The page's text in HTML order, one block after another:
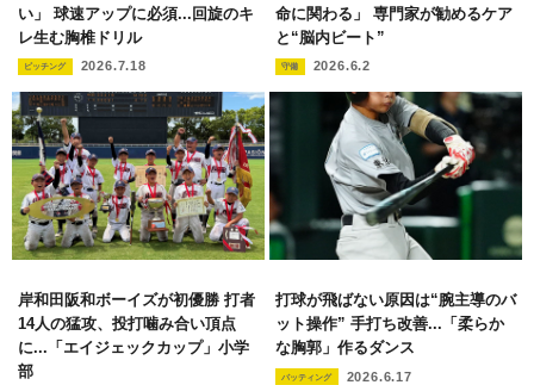
い」 球速アップに必須...回旋のキ
レ生む胸椎ドリル
ピッチング 2026.7.18
命に関わる」 専門家が勧めるケア
と“脳内ビート”
守備 2026.6.2
岸和田阪和ボーイズが初優勝 打者
14人の猛攻、投打噛み合い頂点
に...「エイジェックカップ」小学
部
打球が飛ばない原因は“腕主導のバ
ット操作” 手打ち改善...「柔らか
な胸郭」作るダンス
バッティング 2026.6.17